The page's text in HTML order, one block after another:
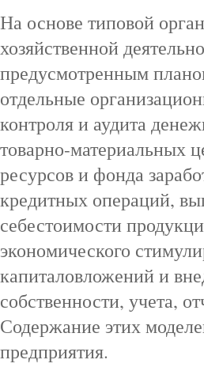
На основе типовой
хозяйственной
предусмотренным
отдельные
контроля и аудита
товарно-материальных
ресурсов и фонда
кредитных операций,
себестоимости
экономического
капиталовложений и
собственности, учета,
Содержание этих
предприятия.